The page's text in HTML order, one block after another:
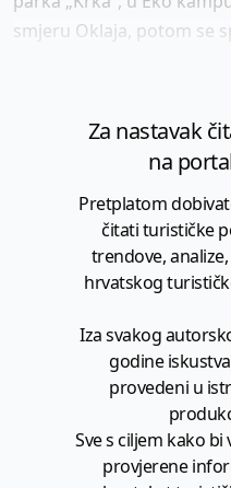
smjeru Oklaja, potom se
Za nastavak
na
Pretplatom
čitati turističke
trendove,
hrvatskog
Iza svakog
godine
provedeni u
Sve s ciljem kako
provjerene